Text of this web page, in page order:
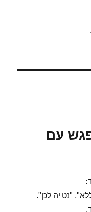
עם
"נטייה לכן".